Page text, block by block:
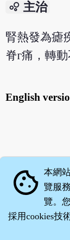
bubble_chart 主治
腎熱發為瘧
脊г痛，轉
English
cookie 本網
覽服
覽。
採用cookies技